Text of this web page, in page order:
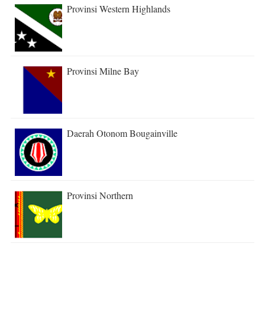
Provinsi Western Highlands
Provinsi Milne Bay
Daerah Otonom Bougainville
Provinsi Northern